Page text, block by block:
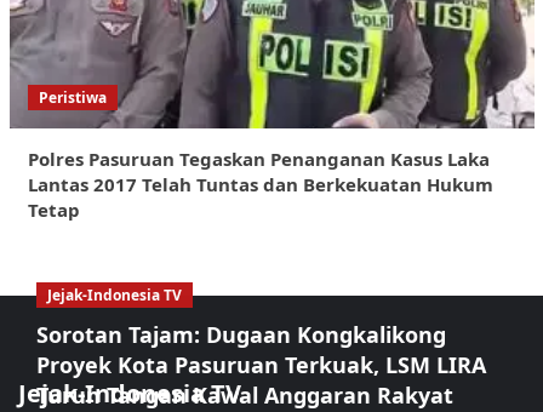
Peristiwa
Polres Pasuruan Tegaskan Penanganan Kasus Laka
Lantas 2017 Telah Tuntas dan Berkekuatan Hukum
Tetap
Jejak-Indonesia TV
Jejak-Indonesia TV
Sorotan Tajam: Dugaan Kongkalikong
Proyek Kota Pasuruan Terkuak, LSM LIRA
Turun Tangan Kawal Anggaran Rakyat